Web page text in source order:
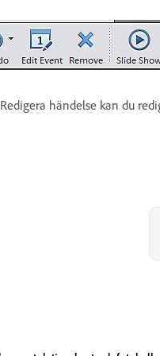
händelse kan du